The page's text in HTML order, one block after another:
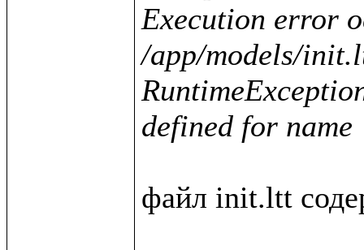
Execution error
/app/models/
defined for
файл init.ltt